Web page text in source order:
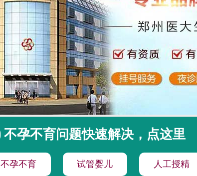
不孕不育问题快速解决，点这里
不孕不育 试管婴儿 人工授精